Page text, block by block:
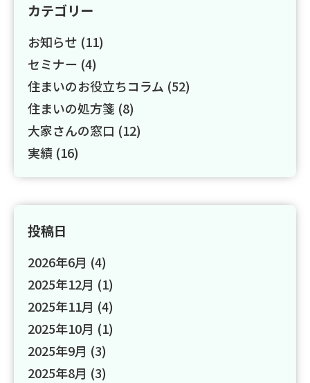
カテゴリー
お知らせ (11)
セミナー (4)
住まいのお役立ちコラム (52)
住まいの処方箋 (8)
大家さんの窓口 (12)
実績 (16)
投稿日
2026年6月 (4)
2025年12月 (1)
2025年11月 (4)
2025年10月 (1)
2025年9月 (3)
2025年8月 (3)